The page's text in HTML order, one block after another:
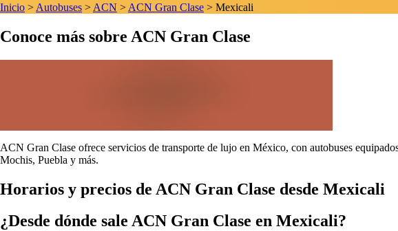
Inicio > Autobuses > ACN > ACN Gran Clase > Mexicali
Conoce más sobre ACN Gran Clase
ACN Gran Clase ofrece servicios de transporte de lujo en México, con autobuses
Mochis, Puebla y más.
Horarios y precios de ACN Gran Clase desde Mexicali
¿Desde dónde sale ACN Gran Clase en Mexicali?